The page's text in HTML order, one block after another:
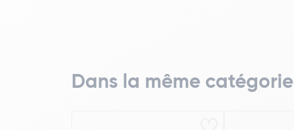
Dans la même catégorie